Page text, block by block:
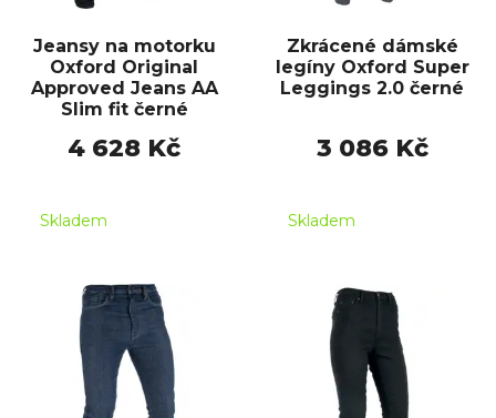
Jeansy na motorku
Oxford Original
Approved Jeans AA
Slim fit černé
4 628 Kč
Skladem
Zkrácené dámské
legíny Oxford Super
Leggings 2.0 černé
3 086 Kč
Skladem